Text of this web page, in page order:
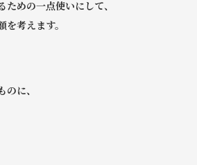
めの一点使いにして、
考えます。
に、